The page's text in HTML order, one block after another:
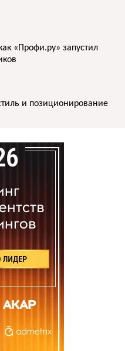
«Профи.ру» запустил
и позиционирование